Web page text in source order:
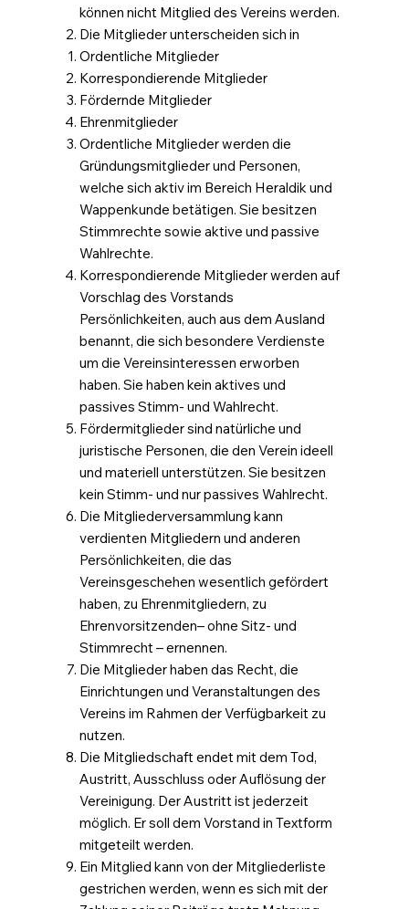
können nicht Mitglied des Vereins werden.
Die Mitglieder unterscheiden sich in
Ordentliche Mitglieder
Korrespondierende Mitglieder
Fördernde Mitglieder
Ehrenmitglieder
Ordentliche Mitglieder werden die
Gründungsmitglieder und Personen,
welche sich aktiv im Bereich Heraldik und
Wappenkunde betätigen. Sie besitzen
Stimmrechte sowie aktive und passive
Wahlrechte.
Korrespondierende Mitglieder werden auf
Vorschlag des Vorstands
Persönlichkeiten, auch aus dem Ausland
benannt, die sich besondere Verdienste
um die Vereinsinteressen erworben
haben. Sie haben kein aktives und
passives Stimm- und Wahlrecht.
Fördermitglieder sind natürliche und
juristische Personen, die den Verein ideell
und materiell unterstützen. Sie besitzen
kein Stimm- und nur passives Wahlrecht.
Die Mitgliederversammlung kann
verdienten Mitgliedern und anderen
Persönlichkeiten, die das
Vereinsgeschehen wesentlich gefördert
haben, zu Ehrenmitgliedern, zu
Ehrenvorsitzenden– ohne Sitz- und
Stimmrecht – ernennen.
Die Mitglieder haben das Recht, die
Einrichtungen und Veranstaltungen des
Vereins im Rahmen der Verfügbarkeit zu
nutzen.
Die Mitgliedschaft endet mit dem Tod,
Austritt, Ausschluss oder Auflösung der
Vereinigung. Der Austritt ist jederzeit
möglich. Er soll dem Vorstand in Textform
mitgeteilt werden.
Ein Mitglied kann von der Mitgliederliste
gestrichen werden, wenn es sich mit der